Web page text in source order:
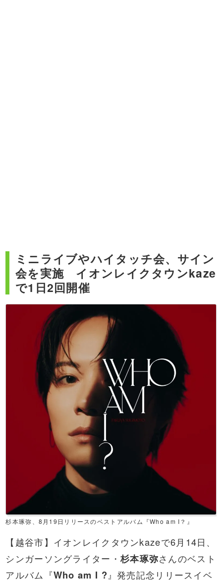
ミニライブやハイタッチ会、サイン
会を実施 イオンレイクタウンkaze
で1日2回開催
杉本琢弥、8月19日リリースのベストアルバム『Who am I？』
【越谷市】イオンレイクタウンkazeで6月14日、
シンガーソングライター・杉本琢弥さんのベスト
アルバム『Who am I ? 』発売記念リリースイベ